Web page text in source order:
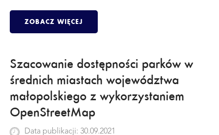
ZOBACZ WIĘCEJ
Szacowanie dostępności parków w
średnich miastach województwa
małopolskiego z wykorzystaniem
OpenStreetMap
Data publikacji: 30.09.2021